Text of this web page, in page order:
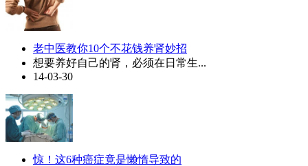
老中医教你10个不花钱养肾妙招
想要养好自己的肾，必须在日常生...
14-03-30
惊！这6种癌症竟是懒惰导致的